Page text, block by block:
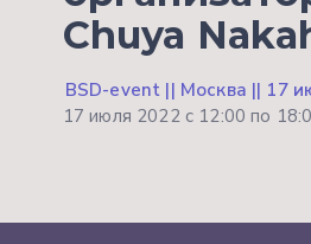
Chuya
BSD-event || Москва || 17
17 июля 2022 с 12:00 по